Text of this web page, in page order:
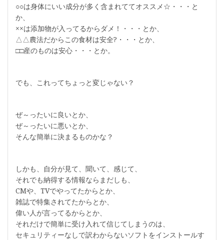
○○は身体にいい成分が多く含まれててオススメ☆・・・と
か、
××は添加物が入ってるからダメ！・・・とか、
△△農法だからこの食材は安全?・・・とか、
□□産のものは安心・・・とか。
でも、これってちょっと変じゃない？
ぜ～ったいに良いとか、
ぜ～ったいに悪いとか、
そんな簡単に決まるものかな？
しかも、自分が見て、聞いて、感じて、
それでも納得する情報ならまだしも、
CMや、TVでやってたからとか、
雑誌で特集されてたからとか、
偉い人が言ってるからとか、
それだけで簡単に受け入れて信じてしまうのは、
セキュリティーなしで訳わからないソフトをインストールす